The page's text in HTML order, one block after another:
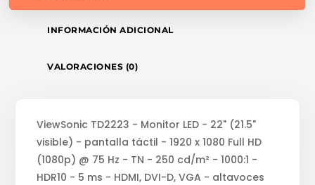
INFORMACIÓN ADICIONAL
VALORACIONES (0)
ViewSonic TD2223 - Monitor LED - 22" (21.5"
visible) - pantalla táctil - 1920 x 1080 Full HD
(1080p) @ 75 Hz - TN - 250 cd/m² - 1000:1 -
HDR10 - 5 ms - HDMI, DVI-D, VGA - altavoces